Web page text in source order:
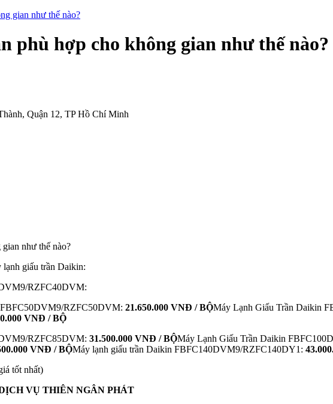
phù hợp cho không gian như thế nào?
Quận 12, TP Hồ Chí Minh
như thế nào?
lạnh giấu trần Daikin:
RZFC40DVM:
RZFC50DVM: 21.650.000 VNĐ / BỘMáy Lạnh Giấu Trần Daikin
VNĐ / BỘ
RZFC85DVM: 31.500.000 VNĐ / BỘMáy Lạnh Giấu Trần Daikin
VNĐ / BỘMáy lạnh giấu trần Daikin FBFC140DVM9/RZFC140DY1:
tốt nhất)
VỤ THIÊN NGÂN PHÁT